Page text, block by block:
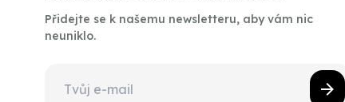
Přidejte se k našemu newsletteru, aby vám nic
neuniklo.